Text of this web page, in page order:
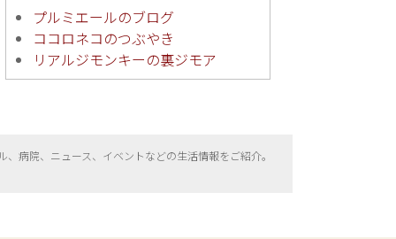
プルミエールのブログ
ココロネコのつぶやき
リアルジモンキーの裏ジモア
、病院、ニュース、イベントなどの生活情報をご紹介。